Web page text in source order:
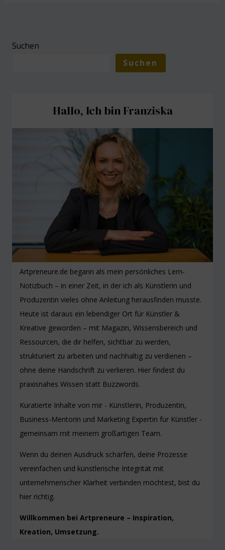
Suchen
Suchen
Hallo, Ich bin Franziska
Artpreneure.de begann als mein persönliches Lern-
Notizbuch – in einer Zeit, in der ich als Künstlerin und
Produzentin vieles ohne Anleitung herausfinden musste.
Heute ist daraus ein lebendiger Ort für Künstler &
Kreative geworden – mit Magazin, Wissensbereich und
Ressourcen, die dir helfen, sichtbar zu werden,
strukturiert zu arbeiten und nachhaltig zu verdienen –
ohne deine Handschrift zu verlieren. Hier findest du
praxisnahes Wissen statt Buzzwords.
Kuratierte Inhalte von mir - Künstlerin, Produzentin,
Business-Mentorin und Marketing Expertin für Künstler -
gemeinsam mit meinem großartigen Team.
Wenn du deinen Ausdruck schärfen, deine Prozesse
vereinfachen und künstlerische Integrität mit
unternehmerischer Klarheit verbinden möchtest, bist du
hier richtig.
Willkommen bei Artpreneure – Inspiration,
Kreation, Umsetzung.